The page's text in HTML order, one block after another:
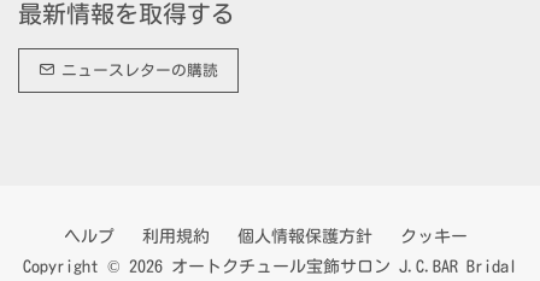
最新情報を取得する
ニュースレターの購読
ヘルプ 利用規約 個人情報保護方針
クッキー
Copyright © 2026 オートクチュール宝飾サロン J.C.BAR Bridal